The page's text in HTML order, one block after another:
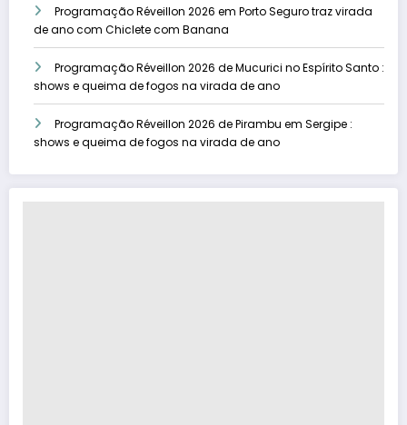
Programação Réveillon 2026 em Porto Seguro traz virada
de ano com Chiclete com Banana
Programação Réveillon 2026 de Mucurici no Espírito Santo :
shows e queima de fogos na virada de ano
Programação Réveillon 2026 de Pirambu em Sergipe :
shows e queima de fogos na virada de ano